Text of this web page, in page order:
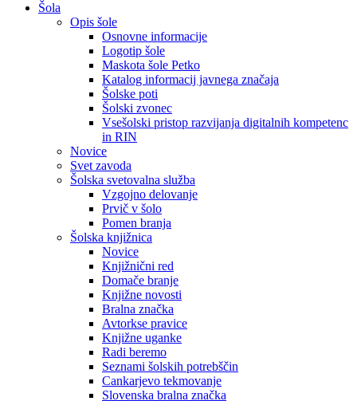
Šola
Opis šole
Osnovne informacije
Logotip šole
Maskota šole Petko
Katalog informacij javnega značaja
Šolske poti
Šolski zvonec
Vsešolski pristop razvijanja digitalnih kompetenc
in RIN
Novice
Svet zavoda
Šolska svetovalna služba
Vzgojno delovanje
Prvič v šolo
Pomen branja
Šolska knjižnica
Novice
Knjižnični red
Domače branje
Knjižne novosti
Bralna značka
Avtorkse pravice
Knjižne uganke
Radi beremo
Seznami šolskih potrebščin
Cankarjevo tekmovanje
Slovenska bralna značka